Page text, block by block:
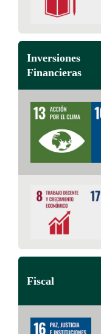
Inversiones
Financieras
Fiscal